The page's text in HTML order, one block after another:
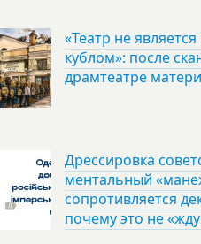
«Театр не
кублом»: после
драмтеатре
Дрессировка
ментальный
сопротивляется
почему это не